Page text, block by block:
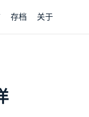
存档 关于